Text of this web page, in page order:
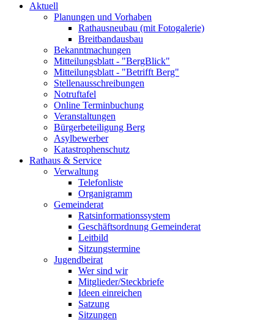
Aktuell
Planungen und Vorhaben
Rathausneubau (mit Fotogalerie)
Breitbandausbau
Bekanntmachungen
Mitteilungsblatt - "BergBlick"
Mitteilungsblatt - "Betrifft Berg"
Stellenausschreibungen
Notruftafel
Online Terminbuchung
Veranstaltungen
Bürgerbeteiligung Berg
Asylbewerber
Katastrophenschutz
Rathaus & Service
Verwaltung
Telefonliste
Organigramm
Gemeinderat
Ratsinformationssystem
Geschäftsordnung Gemeinderat
Leitbild
Sitzungstermine
Jugendbeirat
Wer sind wir
Mitglieder/Steckbriefe
Ideen einreichen
Satzung
Sitzungen